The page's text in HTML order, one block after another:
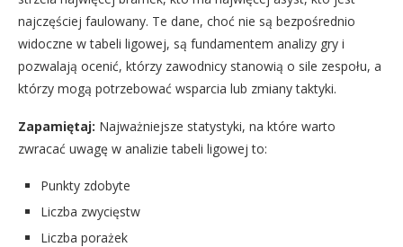
najczęściej faulowany. Te dane, choć nie są bezpośrednio
widoczne w tabeli ligowej, są fundamentem analizy gry i
pozwalają ocenić, którzy zawodnicy stanowią o sile zespołu, a
którzy mogą potrzebować wsparcia lub zmiany taktyki.
Zapamiętaj: Najważniejsze statystyki, na które warto
zwracać uwagę w analizie tabeli ligowej to:
Punkty zdobyte
Liczba zwycięstw
Liczba porażek